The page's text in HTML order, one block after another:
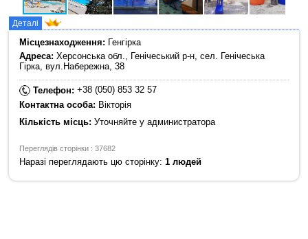
Деталі
Місцезнаходження: Генгірка
Адреса: Херсонська обл., Генічеський р-н, сел. Генічеська
Гірка, вул.Набережна, 38
Телефон:+38 (050) 853 32 57
Контактна особа: Вікторія
Кількість місць: Уточняйте у администратора
Переглядів сторінки : 37682
Наразі переглядають цю сторінку:1 людей